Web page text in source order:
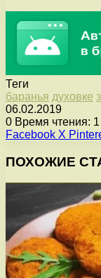
Теги
баранья духовке
06.02.2019
0 Время чтения:
Facebook X
ПОХОЖИЕ